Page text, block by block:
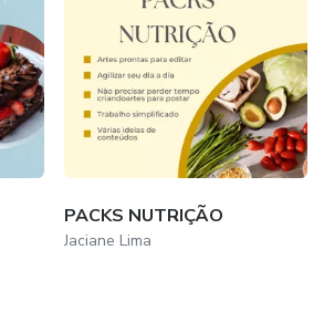
PACKS NUTRIÇÃO
Jaciane Lima